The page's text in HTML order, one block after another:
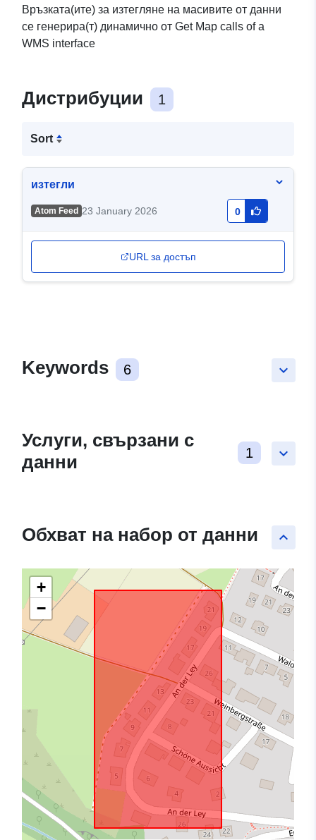
Връзката(ите) за изтегляне на масивите от данни
се генерира(т) динамично от Get Map calls of a
WMS interface
Дистрибуции 1
Sort
изтегли
Atom Feed 23 January 2026 0
URL за достъп
keyboard_arrow_down
Keywords 6
keyboard_arrow_down
Услуги, свързани с
данни
1
keyboard_arrow_up
Обхват на набор от данни
+
−